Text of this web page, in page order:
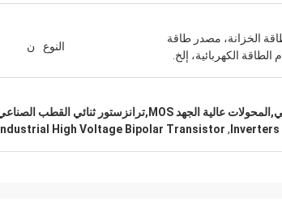
الخزانة، مصدر طاقة
الكهربائية، إلخ.
النوع ن
,
Industrial High Voltage Bipolar Transistor